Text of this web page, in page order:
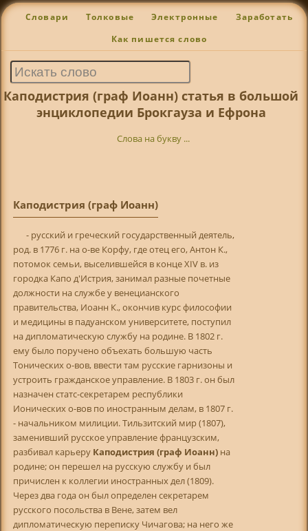
Словари Толковые Электронные Заработать
Как пишется слово
Каподистрия (граф Иоанн) статья в большой
энциклопедии Брокгауза и Ефрона
Слова на букву ...
Каподистрия (граф Иоанн)
- русский и греческий государственный деятель,
род. в 1776 г. на о-ве Корфу, где отец его, Антон К.,
потомок семьи, выселившейся в конце XIV в. из
городка Капо д'Истрия, занимал разные почетные
должности на службе у венецианского
правительства, Иоанн К., окончив курс философии
и медицины в падуанском университете, поступил
на дипломатическую службу на родине. В 1802 г.
ему было поручено объехать большую часть
Тонических о-вов, ввести там русские гарнизоны и
устроить гражданское управление. В 1803 г. он был
назначен статс-секретарем республики
Ионических о-вов по иностранным делам, в 1807 г.
- начальником милиции. Тильзитский мир (1807),
заменивший русское управление французским,
разбивал карьеру Каподистрия (граф Иоанн) на
родине; он перешел на русскую службу и был
причислен к коллегии иностранных дел (1809).
Через два года он был определен секретарем
русского посольства в Вене, затем вел
дипломатическую переписку Чичагова; на него же